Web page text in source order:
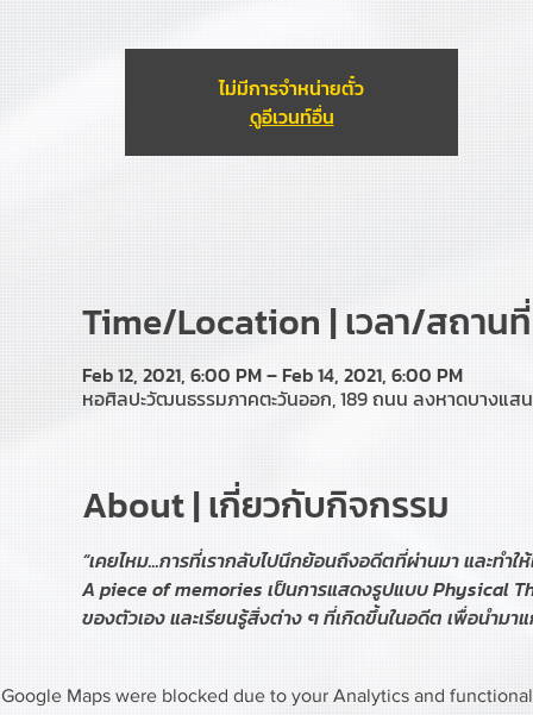
ไม่มีการจำหน่ายตั๋ว
ดูอีเวนท์อื่น
Time/Location | เวลา/สถานที่
Feb 12, 2021, 6:00 PM – Feb 14, 2021, 6:00 PM
หอศิลปะวัฒนธรรมภาคตะวันออก, 189 ถนน ลงหาดบางแส
About | เกี่ยวกับกิจกรรม
“เคยไหม...การที่เรากลับไปนึกย้อนถึงอดีตที่ผ่านมา และทำใ
A piece of memories เป็นการแสดงรูปแบบ Physical
ของตัวเอง และเรียนรู้สิ่งต่าง ๆ ที่เกิดขึ้นในอดีต เพื่อนำม
Google Maps were blocked due to your Analytics and